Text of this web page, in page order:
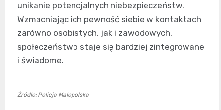
unikanie potencjalnych niebezpieczeństw.
Wzmacniając ich pewność siebie w kontaktach
zarówno osobistych, jak i zawodowych,
społeczeństwo staje się bardziej zintegrowane
i świadome.
Źródło: Policja Małopolska